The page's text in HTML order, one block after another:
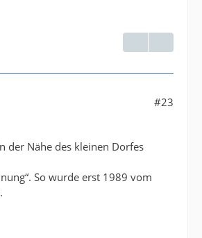
#23
der Nähe des kleinen Dorfes
So wurde erst 1989 vom